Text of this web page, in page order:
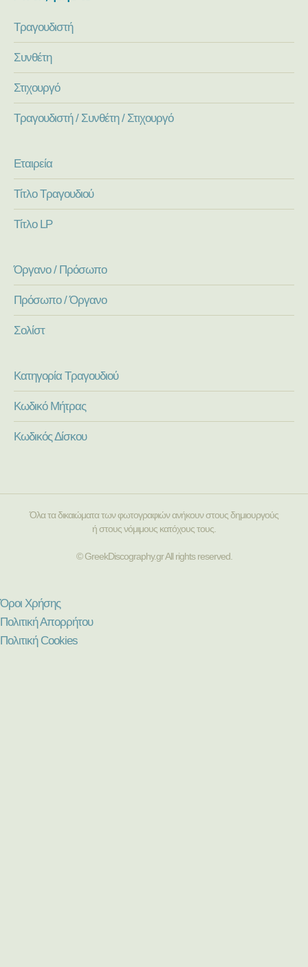
Τραγουδιστή
Συνθέτη
Στιχουργό
Τραγουδιστή / Συνθέτη / Στιχουργό
Εταιρεία
Τίτλο Τραγουδιού
Τίτλο LP
Όργανο / Πρόσωπο
Πρόσωπο / Όργανο
Σολίστ
Κατηγορία Τραγουδιού
Κωδικό Μήτρας
Κωδικός Δίσκου
Όλα τα δικαιώματα των φωτογραφιών ανήκουν στους δημιουργούς
ή στους νόμιμους κατόχους τους.
© GreekDiscography.gr All rights reserved.
Όροι Χρήσης
Πολιτική Απορρήτου
Πολιτική Cookies